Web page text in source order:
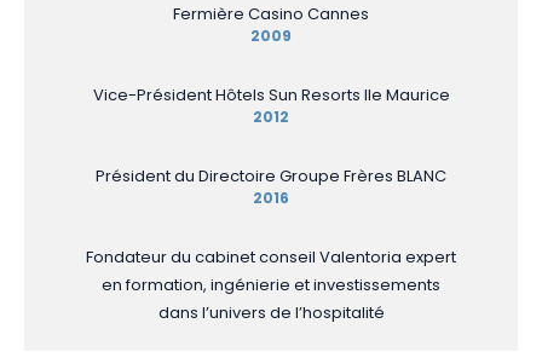
Fermière Casino Cannes
2009
Vice-Président Hôtels Sun Resorts Ile Maurice
2012
Président du Directoire Groupe Frères BLANC
2016
Fondateur du cabinet conseil Valentoria expert
en formation, ingénierie et investissements
dans l’univers de l’hospitalité